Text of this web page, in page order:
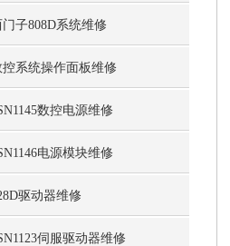
门子808D系统维修
控系统操作面板维修
数控电源维修
电源模块维修
驱动器维修
伺服驱动器维修